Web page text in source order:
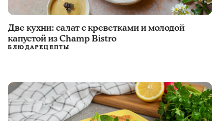
Две кухни: салат с креветками и молодой
капустой из Champ Bistro
БЛЮДАРЕЦЕПТЫ